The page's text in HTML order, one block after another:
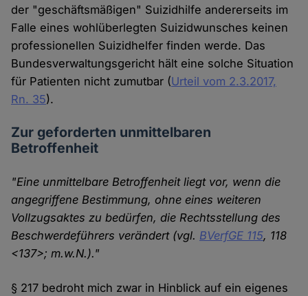
der "geschäftsmäßigen" Suizidhilfe andererseits im
Falle eines wohlüberlegten Suizidwunsches keinen
professionellen Suizidhelfer finden werde. Das
Bundesverwaltungsgericht hält eine solche Situation
für Patienten nicht zumutbar (Urteil vom 2.3.2017,
Rn. 35).
Zur geforderten unmittelbaren
Betroffenheit
"Eine unmittelbare Betroffenheit liegt vor, wenn die
angegriffene Bestimmung, ohne eines weiteren
Vollzugsaktes zu bedürfen, die Rechtsstellung des
Beschwerdeführers verändert (vgl. BVerfGE 115, 118
<137>; m.w.N.)."
§ 217 bedroht mich zwar in Hinblick auf ein eigenes